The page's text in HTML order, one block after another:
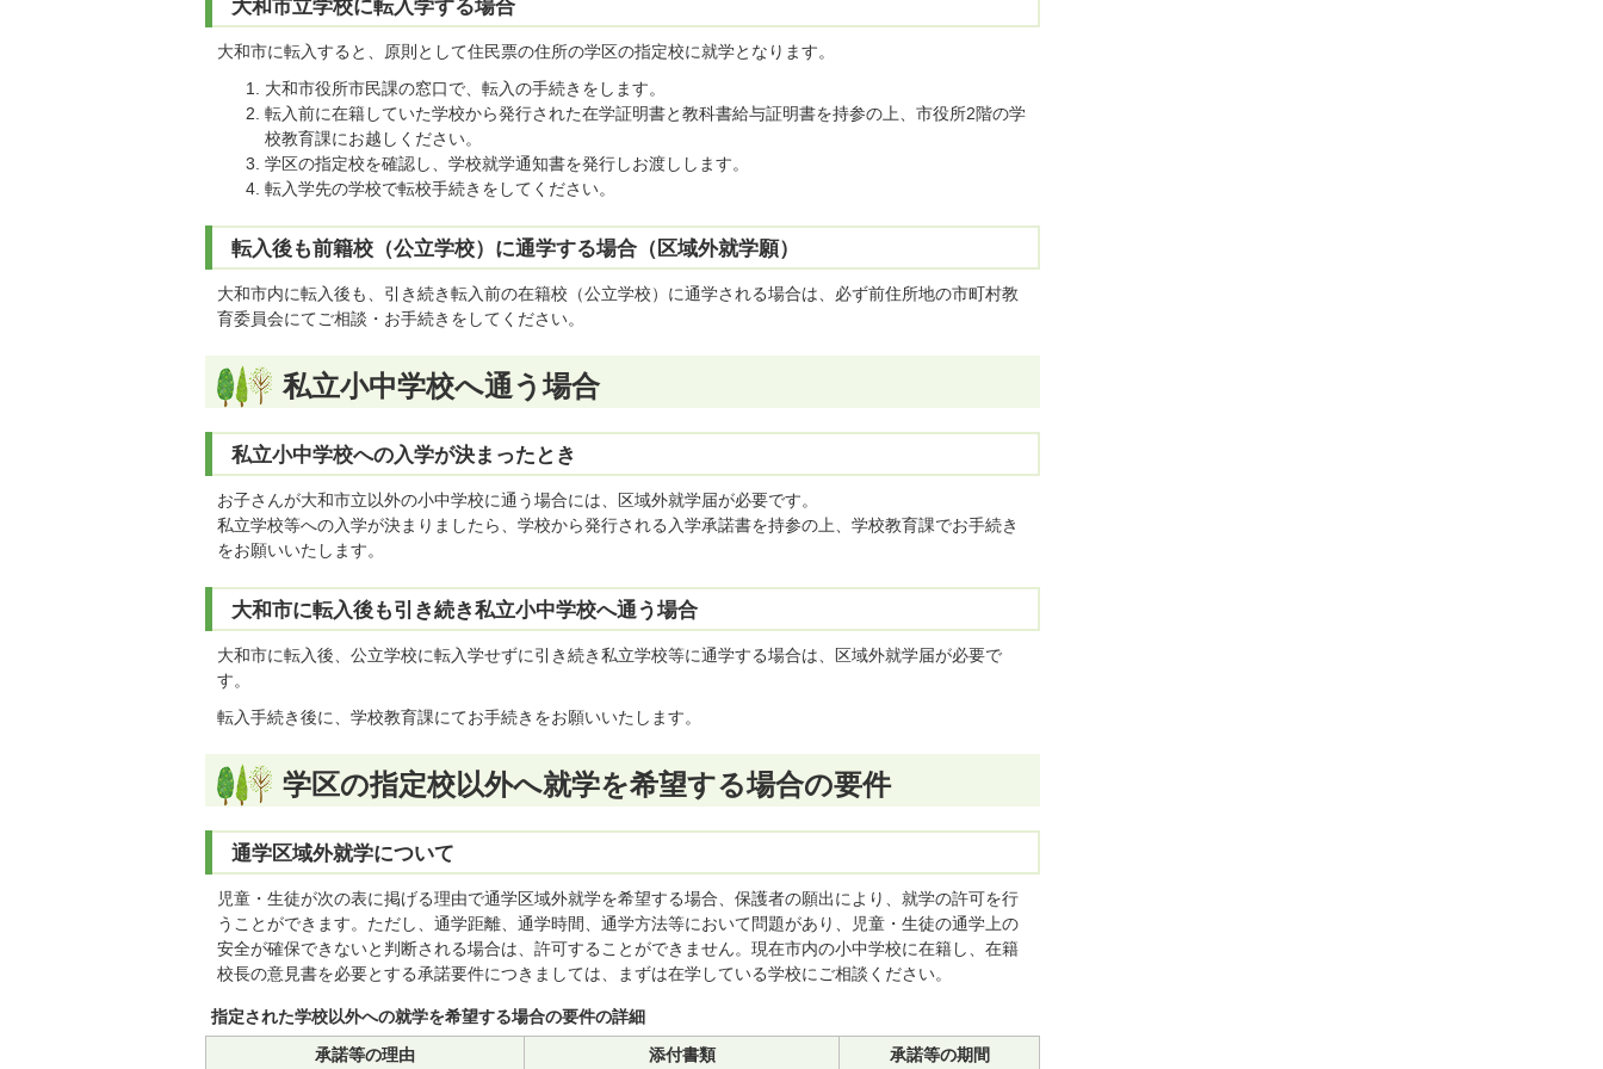
大和市立学校に転入学する場合
大和市に転入すると、原則として住民票の住所の学区の指定校に就学となります。
大和市役所市民課の窓口で、転入の手続きをします。
転入前に在籍していた学校から発行された在学証明書と教科書給与証明書を持参の上、市役所2階の学
校教育課にお越しください。
学区の指定校を確認し、学校就学通知書を発行しお渡しします。
転入学先の学校で転校手続きをしてください。
転入後も前籍校（公立学校）に通学する場合（区域外就学願）
大和市内に転入後も、引き続き転入前の在籍校（公立学校）に通学される場合は、必ず前住所地の市町村教
育委員会にてご相談・お手続きをしてください。
私立小中学校へ通う場合
私立小中学校への入学が決まったとき
お子さんが大和市立以外の小中学校に通う場合には、区域外就学届が必要です。
私立学校等への入学が決まりましたら、学校から発行される入学承諾書を持参の上、学校教育課でお手続き
をお願いいたします。
大和市に転入後も引き続き私立小中学校へ通う場合
大和市に転入後、公立学校に転入学せずに引き続き私立学校等に通学する場合は、区域外就学届が必要で
す。
転入手続き後に、学校教育課にてお手続きをお願いいたします。
学区の指定校以外へ就学を希望する場合の要件
通学区域外就学について
児童・生徒が次の表に掲げる理由で通学区域外就学を希望する場合、保護者の願出により、就学の許可を行
うことができます。ただし、通学距離、通学時間、通学方法等において問題があり、児童・生徒の通学上の
安全が確保できないと判断される場合は、許可することができません。現在市内の小中学校に在籍し、在籍
校長の意見書を必要とする承諾要件につきましては、まずは在学している学校にご相談ください。
指定された学校以外への就学を希望する場合の要件の詳細
承諾等の理由
添付書類 承諾等の期間